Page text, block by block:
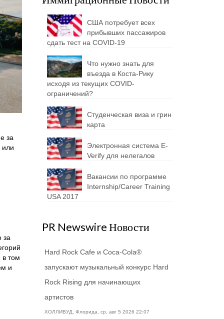
за
или
за
в том
и
США потребует всех
прибывших пассажиров
сдать тест на COVID-19
Что нужно знать для
въезда в Коста-Рику
исходя из текущих COVID-
ограничений?
Студенческая виза и грин
карта
Электронная система E-
Verify для нелегалов
Вакансии по программе
Internship/Career Training
USA 2017
PR Newswire Новости
Hard Rock Cafe и Coca-Cola®
запускают музыкальный конкурс Hard
Rock Rising для начинающих
артистов
ХОЛЛИВУД, Флорида, ср, авг 5 2026 22:07